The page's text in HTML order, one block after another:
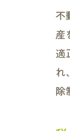
不
産
適
れ
除